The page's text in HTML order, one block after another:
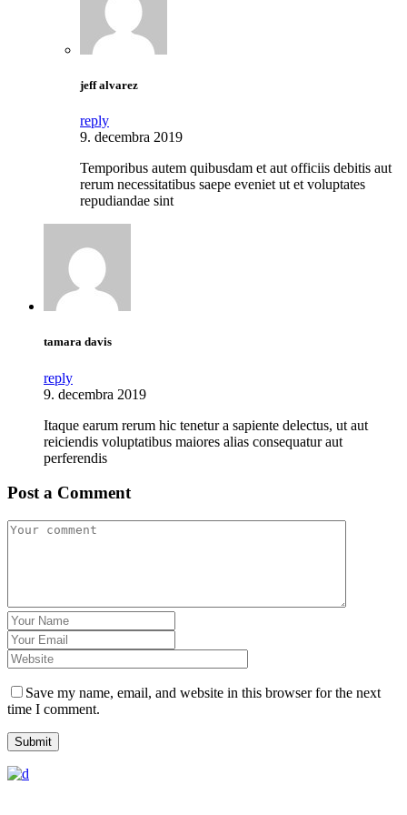
jeff alvarez
reply
9. decembra 2019
Temporibus autem quibusdam et aut officiis debitis aut
rerum necessitatibus saepe eveniet ut et voluptates
repudiandae sint
tamara davis
reply
9. decembra 2019
Itaque earum rerum hic tenetur a sapiente delectus, ut aut
reiciendis voluptatibus maiores alias consequatur aut
perferendis
Post a Comment
Save my name, email, and website in this browser for the next
time I comment.
Submit